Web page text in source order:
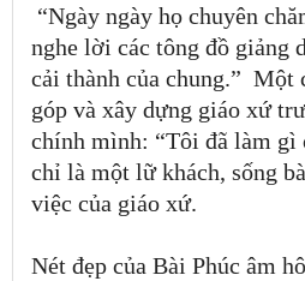
“Ngày ngày họ chuyên
nghe lời các tông đồ giảng
cải thành của chung.” Một
góp và xây dựng giáo xứ
chính mình: “Tôi đã làm gì
chỉ là một lữ khách, sống
việc của giáo xứ.
Nét đẹp của Bài Phúc âm